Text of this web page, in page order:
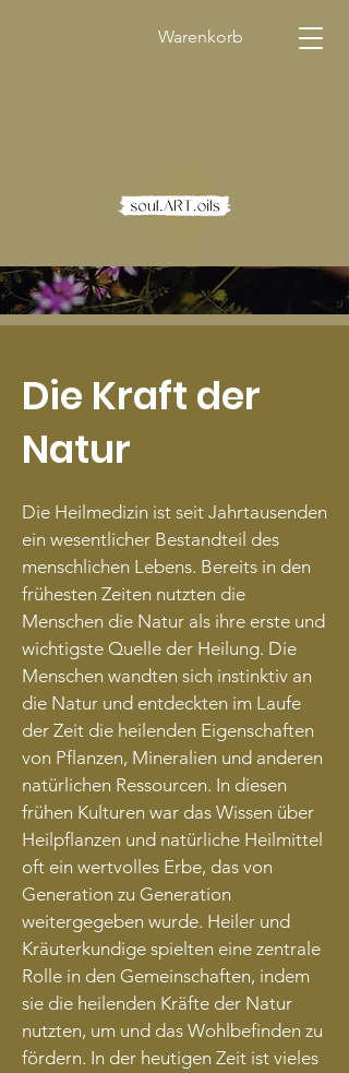
Warenkorb
Die Kraft der
Natur
Die Heilmedizin ist seit Jahrtausenden
ein wesentlicher Bestandteil des
menschlichen Lebens. Bereits in den
frühesten Zeiten nutzten die
Menschen die Natur als ihre erste und
wichtigste Quelle der Heilung. Die
Menschen wandten sich instinktiv an
die Natur und entdeckten im Laufe
der Zeit die heilenden Eigenschaften
von Pflanzen, Mineralien und anderen
natürlichen Ressourcen. In diesen
frühen Kulturen war das Wissen über
Heilpflanzen und natürliche Heilmittel
oft ein wertvolles Erbe, das von
Generation zu Generation
weitergegeben wurde. Heiler und
Kräuterkundige spielten eine zentrale
Rolle in den Gemeinschaften, indem
sie die heilenden Kräfte der Natur
nutzten, um und das Wohlbefinden zu
fördern. In der heutigen Zeit ist vieles